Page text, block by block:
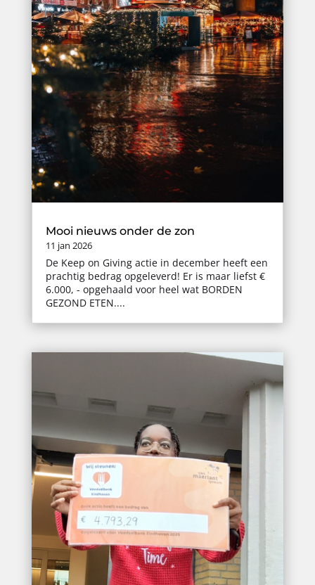
Mooi nieuws onder de zon
11 jan 2026
De Keep on Giving actie in december heeft een
prachtig bedrag opgeleverd! Er is maar liefst €
6.000, - opgehaald voor heel wat BORDEN
GEZOND ETEN....